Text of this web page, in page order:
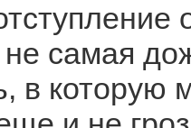
не самая
в которую